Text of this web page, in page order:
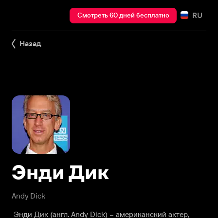
Смотреть 60 дней бесплатно RU
Назад
Andy Dick
Энди Дик
Энди Дик (англ. Andy Dick) – американский актер,